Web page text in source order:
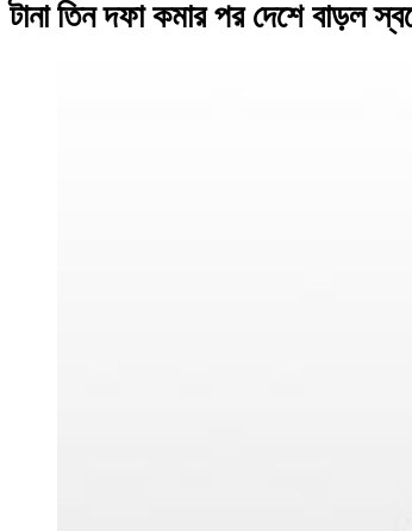
​টানা তিন দফা কমার পর দেশে বাড়ল